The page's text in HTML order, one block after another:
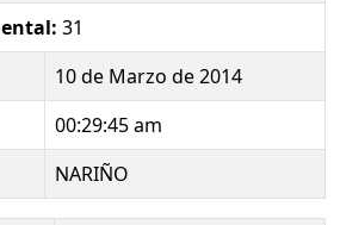
31
10 de Marzo de 2014
00:29:45 am
NARIÑO